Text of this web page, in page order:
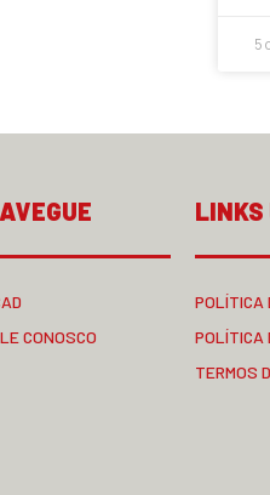
5
CONOSCO
LINKS
POLÍTICA
POLÍTICA
TERMOS